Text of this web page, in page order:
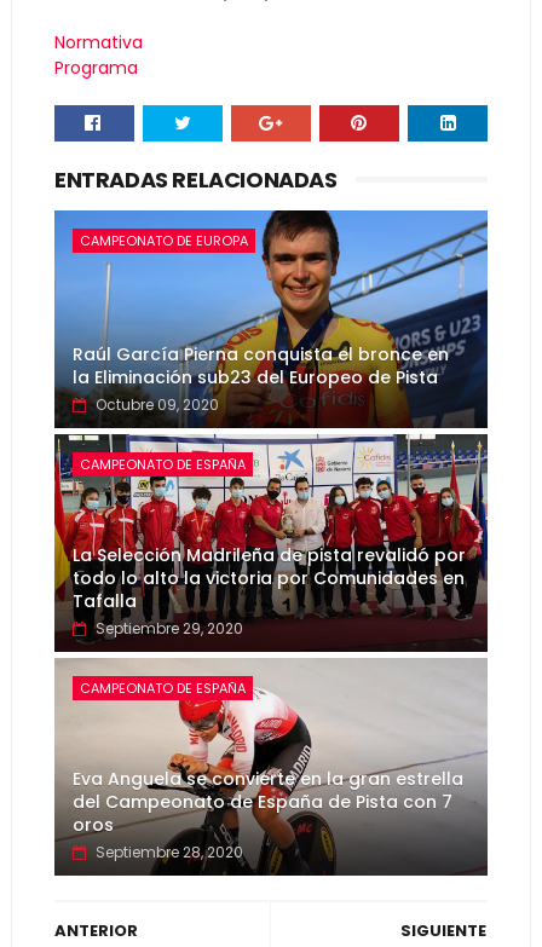
Normativa
Programa
ENTRADAS RELACIONADAS
CAMPEONATO DE EUROPA
Raúl García Pierna conquista el bronce en
la Eliminación sub23 del Europeo de Pista
Octubre 09, 2020
CAMPEONATO DE ESPAÑA
La Selección Madrileña de pista revalidó por
todo lo alto la victoria por Comunidades en
Tafalla
Septiembre 29, 2020
CAMPEONATO DE ESPAÑA
Eva Anguela se convierte en la gran estrella
del Campeonato de España de Pista con 7
oros
Septiembre 28, 2020
SIGUIENTE
ANTERIOR